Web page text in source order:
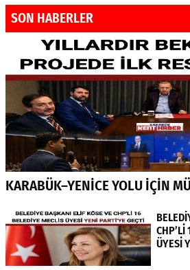
SON HABERLER
KARABÜK–YENİCE YOLU İÇİN
CHP’Lİ
ÜYESİ